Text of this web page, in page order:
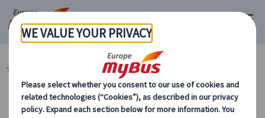
マイバス・ヨーロッパ イタリア (45)
カテゴリーから探す